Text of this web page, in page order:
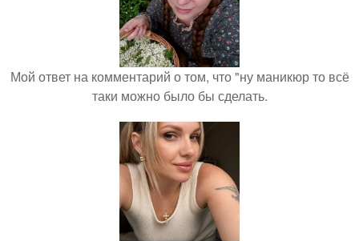
Мой ответ на комментарий о том, что "ну маникюр то всё
таки можно было бы сделать.